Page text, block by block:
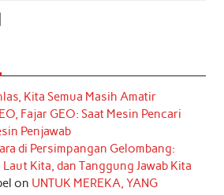
Kita Semua Masih Amatir
Fajar GEO: Saat Mesin Pencari
Penjawab
di Persimpangan Gelombang:
Kita, dan Tanggung Jawab Kita
on UNTUK MEREKA, YANG